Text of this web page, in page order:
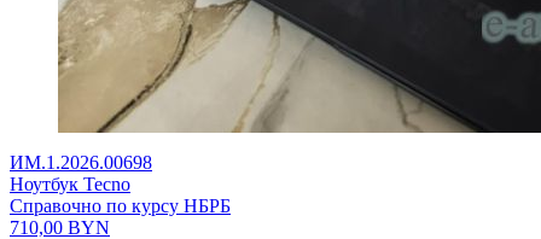
ИМ.1.2026.00698
Ноутбук Tecno
Справочно по курсу НБРБ
710,00 BYN